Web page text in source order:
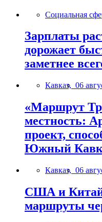
Социальная
Зарплаты
дорожает
заметнее
Кавказ, 06
«Маршрут
местность:
проект,
Южный
Кавказ, 06
США и Китай
маршруты